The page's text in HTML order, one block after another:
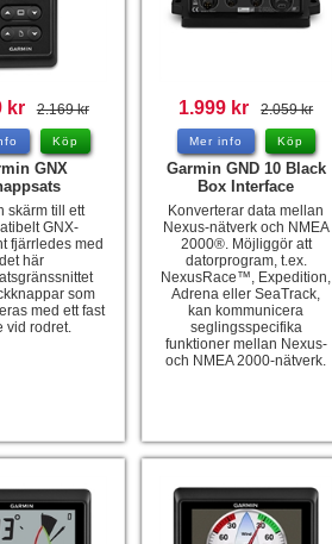
kr 2.169 kr
Köp
GNX
skärm till ett
GNX-
fjärrledes med
det här
som
med ett fast
vid rodret.
1.999 kr 2.059 kr
Mer info Köp
Garmin GND 10 Black
Box Interface
Konverterar data mellan
Nexus-nätverk och NMEA
2000®. Möjliggör att
datorprogram, t.ex.
NexusRace™, Expedition,
Adrena eller SeaTrack,
kan kommunicera
seglingsspecifika
funktioner mellan Nexus-
och NMEA 2000-nätverk.